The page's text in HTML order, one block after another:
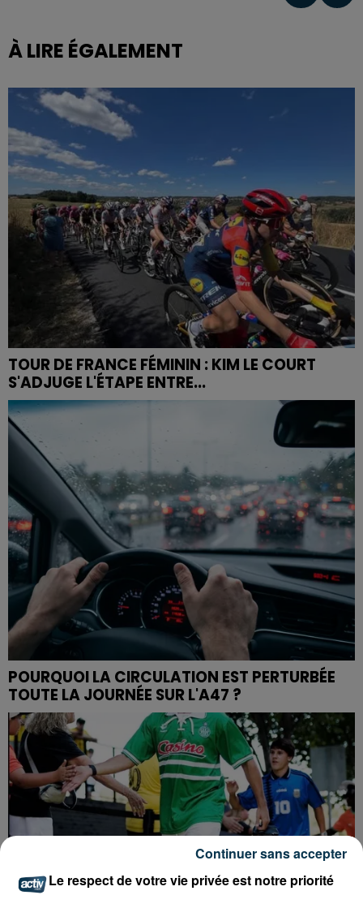
À LIRE ÉGALEMENT
TOUR DE FRANCE FÉMININ : KIM LE COURT
S'ADJUGE L'ÉTAPE ENTRE...
POURQUOI LA CIRCULATION EST PERTURBÉE
TOUTE LA JOURNÉE SUR L'A47 ?
Le respect de votre vie privée est notre priorité
Continuer sans accepter